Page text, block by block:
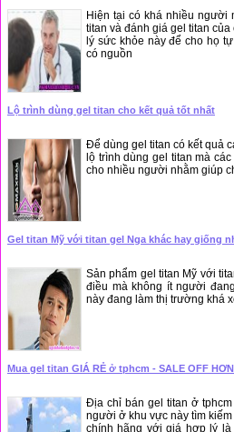
Hiện tại có khá nhiều người
titan và đánh giá gel titan
lý sức khỏe này để cho họ
có nguồn
Lộ trình dùng gel titan cho kết quả tốt nhất
Để dùng gel titan có kết quả
lộ trình dùng gel titan mà
cho nhiều người nhằm giúp
Gel titan Mỹ với titan gel Nga khác hay giống
Sản phẩm gel titan Mỹ với
điều mà không ít người
này đang làm thị trường khá
Mua gel titan GIÁ RẺ ở tphcm - SALE OFF
Địa chỉ bán gel titan ở
người ở khu vực này tìm
chính hãng với giá hợp lý